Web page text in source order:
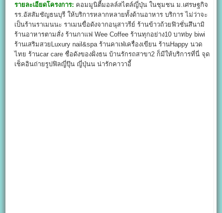
รายละเอียดโครงการ: คอมมูนิตี้มอลล์สไตล์ญี่ปุ่น ในชุมชน ม.เศรษฐกิจ
รร.อัสสัมชัญธนบุรี ให้บริการหลากหลายทั้งด้านอาหาร บริการ ไม่ว่าจะ
เป็นร้านราเมนนะ ราเมนขื่อดังจากอนุสาวรีย์ ร้านข้าวถ้วยฟิวชั่นสึนามิ
ร้านอาหารตามสั่ง ร้านกาแฟ Wee Coffee ร้านทุกอย่าง10 บาทby biwi
ร้านเสริมสวยLuxury nail&spa ร้านคาเฟ่เครื่องเขียน ร้านHappy นวด
ไทย ร้านcar care ชื่อดังของฝั่งธน บ้านรักรถสาขา2 ก็มีให้บริการที่นี่ จุด
เช็คอินถ่ายรูปฟิลญี่ปุ๊น ญี่ปุ่นน น่ารักคาวาอี้